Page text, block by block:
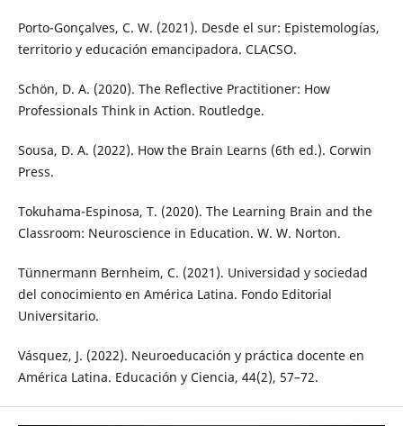
Porto-Gonçalves, C. W. (2021). Desde el sur: Epistemologías,
territorio y educación emancipadora. CLACSO.
Schön, D. A. (2020). The Reflective Practitioner: How
Professionals Think in Action. Routledge.
Sousa, D. A. (2022). How the Brain Learns (6th ed.). Corwin
Press.
Tokuhama-Espinosa, T. (2020). The Learning Brain and the
Classroom: Neuroscience in Education. W. W. Norton.
Tünnermann Bernheim, C. (2021). Universidad y sociedad
del conocimiento en América Latina. Fondo Editorial
Universitario.
Vásquez, J. (2022). Neuroeducación y práctica docente en
América Latina. Educación y Ciencia, 44(2), 57–72.